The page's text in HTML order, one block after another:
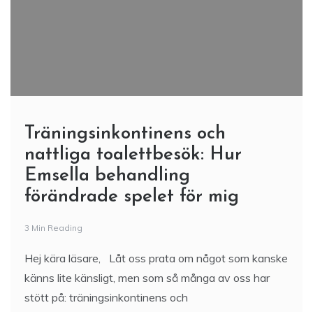
Träningsinkontinens och
nattliga toalettbesök: Hur
Emsella behandling
förändrade spelet för mig
3 Min Reading
Hej kära läsare, Låt oss prata om något som kanske
känns lite känsligt, men som så många av oss har
stött på: träningsinkontinens och